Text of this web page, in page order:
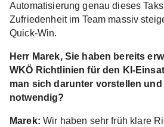
Automatisierung genau dieses
Zufriedenheit im Team massiv
Quick-Win.
Herr Marek, Sie haben bereits
WKÖ Richtlinien für den KI-
man sich darunter vorstellen
notwendig?
Marek: Wir haben sehr früh klare